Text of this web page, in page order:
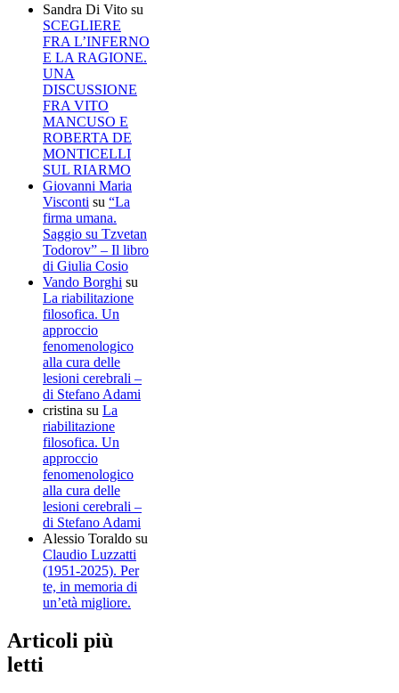
Sandra Di Vito su
SCEGLIERE
FRA L’INFERNO
E LA RAGIONE.
UNA
DISCUSSIONE
FRA VITO
MANCUSO E
ROBERTA DE
MONTICELLI
SUL RIARMO
Giovanni Maria
Visconti su “La
firma umana.
Saggio su Tzvetan
Todorov” – Il libro
di Giulia Cosio
Vando Borghi su
La riabilitazione
filosofica. Un
approccio
fenomenologico
alla cura delle
lesioni cerebrali –
di Stefano Adami
cristina su La
riabilitazione
filosofica. Un
approccio
fenomenologico
alla cura delle
lesioni cerebrali –
di Stefano Adami
Alessio Toraldo su
Claudio Luzzatti
(1951-2025). Per
te, in memoria di
un’età migliore.
Articoli più
letti